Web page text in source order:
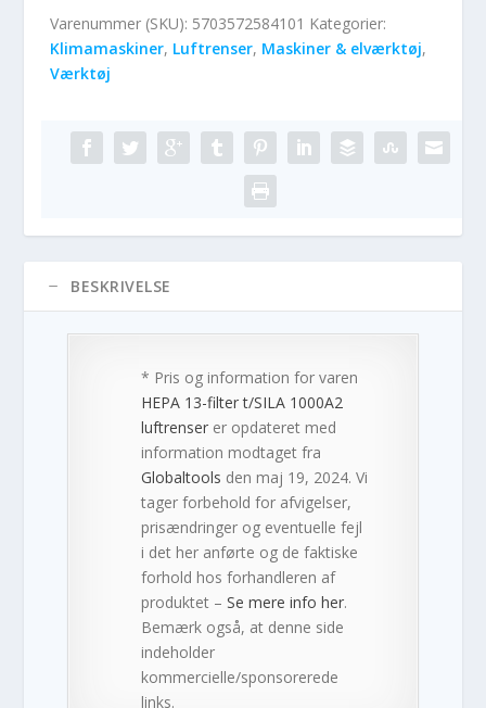
Varenummer (SKU): 5703572584101 Kategorier:
Klimamaskiner, Luftrenser, Maskiner & elværktøj,
Værktøj
BESKRIVELSE
* Pris og information for varen
HEPA 13-filter t/SILA 1000A2
luftrenser er opdateret med
information modtaget fra
Globaltools den maj 19, 2024. Vi
tager forbehold for afvigelser,
prisændringer og eventuelle fejl
i det her anførte og de faktiske
forhold hos forhandleren af
produktet –Se mere info her.
Bemærk også, at denne side
indeholder
kommercielle/sponsorerede
links.